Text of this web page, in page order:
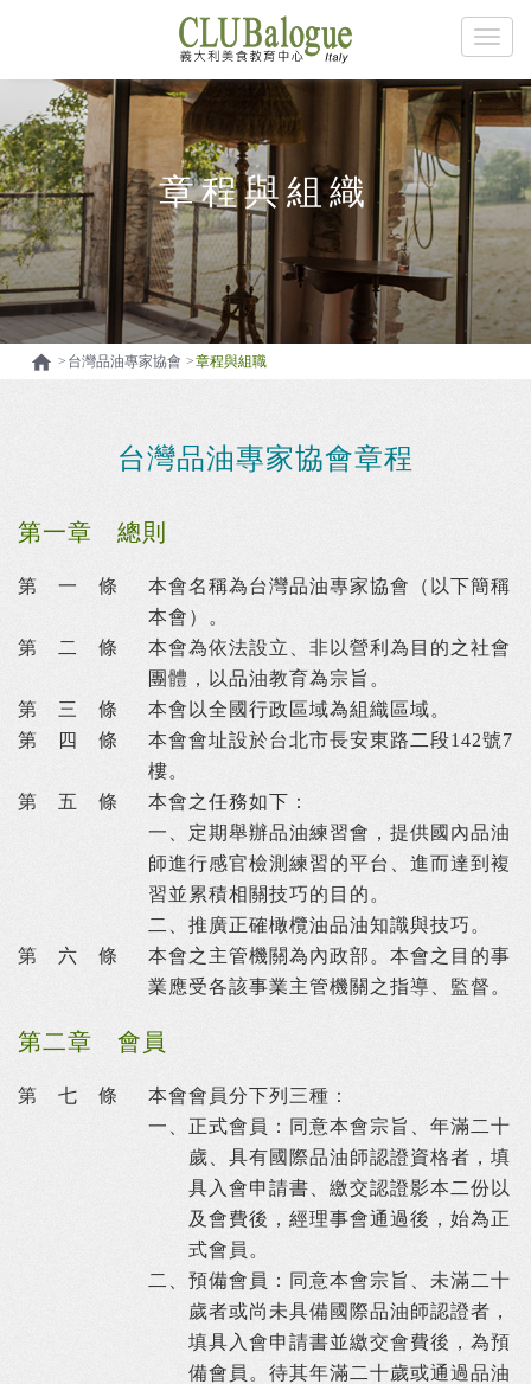
章程與組織
 台灣品油專家協會 章程與組職
台灣品油專家協會章程
第一章 總則
第 一 條
本會名稱為台灣品油專家協會（以下簡稱
本會）。
第 二 條
本會為依法設立、非以營利為目的之社會
團體，以品油教育為宗旨。
第 三 條
本會以全國行政區域為組織區域。
第 四 條
本會會址設於台北市長安東路二段142號7
樓。
第 五 條
本會之任務如下：
一、定期舉辦品油練習會，提供國內品油
師進行感官檢測練習的平台、進而達到複
習並累積相關技巧的目的。
二、推廣正確橄欖油品油知識與技巧。
第 六 條
本會之主管機關為內政部。本會之目的事
業應受各該事業主管機關之指導、監督。
第二章 會員
第 七 條
本會會員分下列三種：
一、 正式會員：同意本會宗旨、年滿二十
歲、具有國際品油師認證資格者，填
具入會申請書、繳交認證影本二份以
及會費後，經理事會通過後，始為正
式會員。
二、 預備會員：同意本會宗旨、未滿二十
歲者或尚未具備國際品油師認證者，
填具入會申請書並繳交會費後，為預
備會員。待其年滿二十歲或通過品油